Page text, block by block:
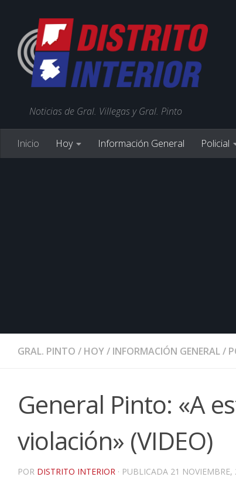
Noticias de Gral. Villegas y Gral. Pinto
Inicio Hoy Información General Policial
GRAL. PINTO / HOY/ INFORMACIÓN GENERAL/
General Pinto: «A
violación» (VIDEO)
POR DISTRITO INTERIOR · PUBLICADA 21 NOVIEMBRE,